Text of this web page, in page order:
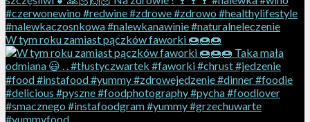
W tym roku zamiast pączków faworki 🍩🍩🍩